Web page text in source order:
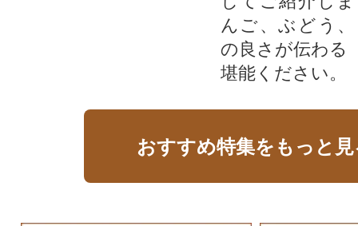
んご、ぶどう
の良さが伝わる
堪能ください。
おすすめ特集をもっと